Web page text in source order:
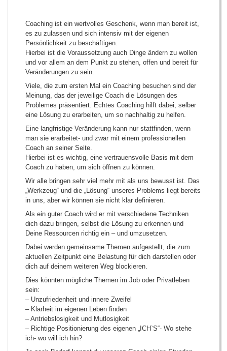
Coaching ist ein wertvolles Geschenk, wenn man bereit ist,
es zu zulassen und sich intensiv mit der eigenen
Persönlichkeit zu beschäftigen.
Hierbei ist die Voraussetzung auch Dinge ändern zu wollen
und vor allem an dem Punkt zu stehen, offen und bereit für
Veränderungen zu sein.
Viele, die zum ersten Mal ein Coaching besuchen sind der
Meinung, das der jeweilige Coach die Lösungen des
Problemes präsentiert. Echtes Coaching hilft dabei, selber
eine Lösung zu erarbeiten, um so nachhaltig zu helfen.
Eine langfristige Veränderung kann nur stattfinden, wenn
man sie erarbeitet- und zwar mit einem professionellen
Coach an seiner Seite.
Hierbei ist es wichtig, eine vertrauensvolle Basis mit dem
Coach zu haben, um sich öffnen zu können.
Wir alle bringen sehr viel mehr mit als uns bewusst ist. Das
„Werkzeug“ und die „Lösung“ unseres Problems liegt bereits
in uns, aber wir können sie nicht klar definieren.
Als ein guter Coach wird er mit verschiedene Techniken
dich dazu bringen, selbst die Lösung zu erkennen und
Deine Ressourcen richtig ein – und umzusetzen.
Dabei werden gemeinsame Themen aufgestellt, die zum
aktuellen Zeitpunkt eine Belastung für dich darstellen oder
dich auf deinem weiteren Weg blockieren.
Dies könnten mögliche Themen im Job oder Privatleben
sein:
– Unzufriedenheit und innere Zweifel
– Klarheit im eigenen Leben finden
– Antriebslosigkeit und Mutlosigkeit
– Richtige Positionierung des eigenen „ICH`S“- Wo stehe
ich- wo will ich hin?